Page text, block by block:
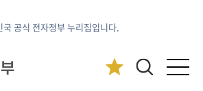
국 공식 전자정부 누리집입니다.